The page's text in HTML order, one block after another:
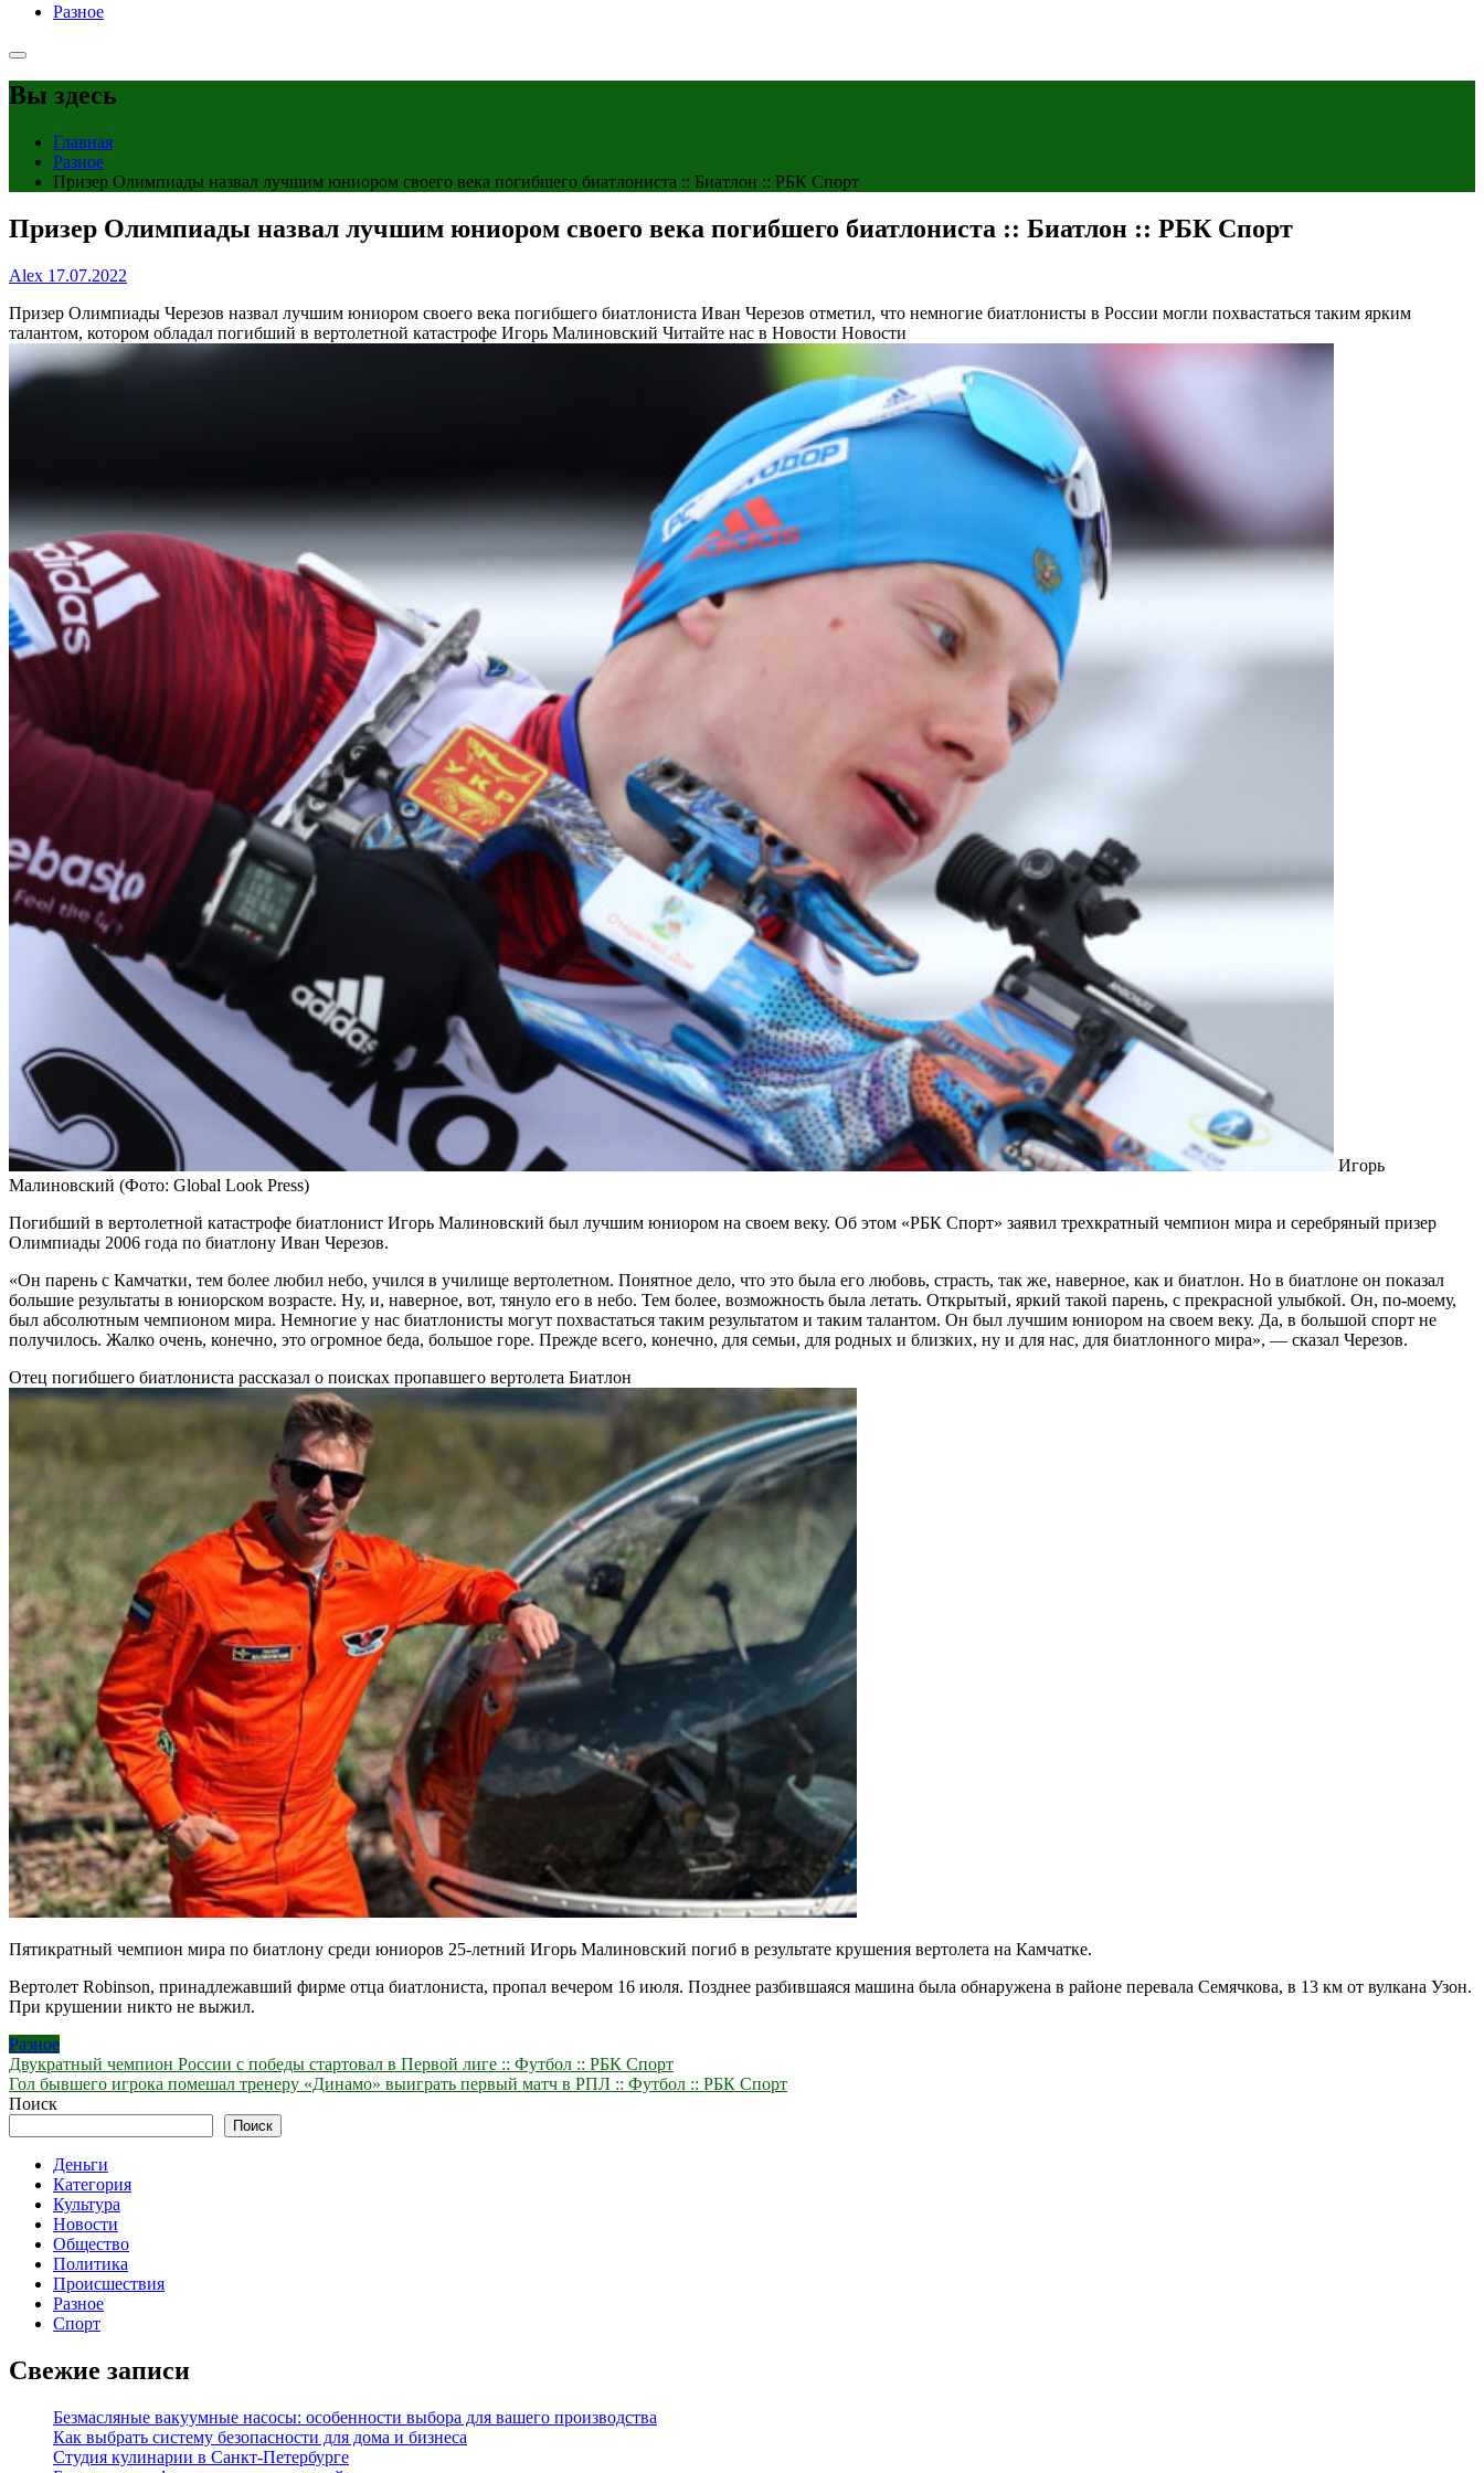
Разное
Вы здесь
Главная
Разное
Призер Олимпиады назвал лучшим юниором своего века погибшего биатлониста :: Биатлон :: РБК Спорт
Призер Олимпиады назвал лучшим юниором своего века погибшего биатлониста :: Биатлон :: РБК Спорт
Alex 17.07.2022
Призер Олимпиады Черезов назвал лучшим юниором своего века погибшего биатлониста Иван Черезов отметил, что немногие биатлонисты в России могли похвастаться таким ярким
талантом, котором обладал погибший в вертолетной катастрофе Игорь Малиновский Читайте нас в Новости Новости
Игорь
Малиновский (Фото: Global Look Press)
Погибший в вертолетной катастрофе биатлонист Игорь Малиновский был лучшим юниором на своем веку. Об этом «РБК Спорт» заявил трехкратный чемпион мира и серебряный призер
Олимпиады 2006 года по биатлону Иван Черезов.
«Он парень с Камчатки, тем более любил небо, учился в училище вертолетном. Понятное дело, что это была его любовь, страсть, так же, наверное, как и биатлон. Но в биатлоне он показал
большие результаты в юниорском возрасте. Ну, и, наверное, вот, тянуло его в небо. Тем более, возможность была летать. Открытый, яркий такой парень, с прекрасной улыбкой. Он, по-моему,
был абсолютным чемпионом мира. Немногие у нас биатлонисты могут похвастаться таким результатом и таким талантом. Он был лучшим юниором на своем веку. Да, в большой спорт не
получилось. Жалко очень, конечно, это огромное беда, большое горе. Прежде всего, конечно, для семьи, для родных и близких, ну и для нас, для биатлонного мира», — сказал Черезов.
Отец погибшего биатлониста рассказал о поисках пропавшего вертолета Биатлон
Пятикратный чемпион мира по биатлону среди юниоров 25-летний Игорь Малиновский погиб в результате крушения вертолета на Камчатке.
Вертолет Robinson, принадлежавший фирме отца биатлониста, пропал вечером 16 июля. Позднее разбившаяся машина была обнаружена в районе перевала Семячкова, в 13 км от вулкана Узон.
При крушении никто не выжил.
Разное
Навигация
по
Двукратный чемпион России с победы стартовал в Первой лиге :: Футбол :: РБК Спорт
Гол бывшего игрока помешал тренеру «Динамо» выиграть первый матч в РПЛ :: Футбол :: РБК Спорт
Поиск
Поиск
Деньги
Категория
Культура
Новости
Общество
Политика
Происшествия
Разное
Спорт
Свежие записи
Безмасляные вакуумные насосы: особенности выбора для вашего производства
Как выбрать систему безопасности для дома и бизнеса
Студия кулинарии в Санкт-Петербурге